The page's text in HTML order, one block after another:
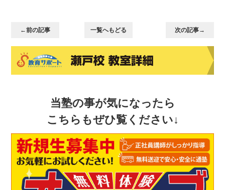
←前の記事 一覧へもどる 次の記事→
当塾の事が気になったら
こちらもぜひ覧ください↓